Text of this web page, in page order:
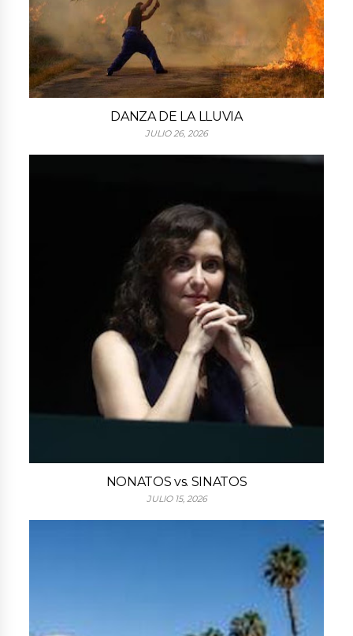
DANZA DE LA LLUVIA
JULIO 26, 2026
NONATOS vs. SINATOS
JULIO 15, 2026